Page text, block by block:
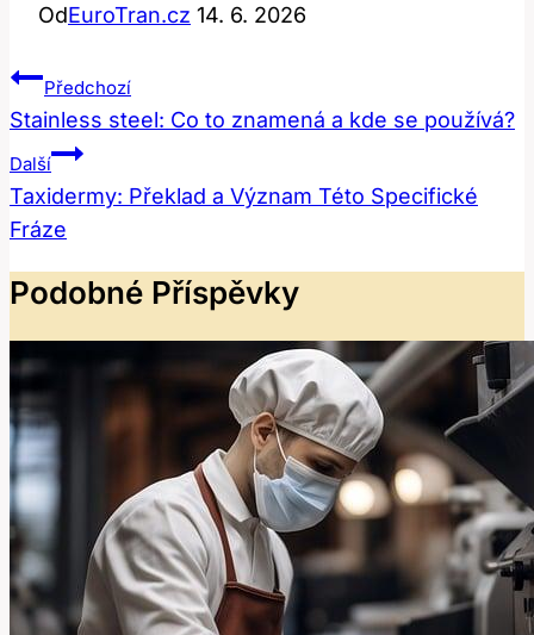
OdEuroTran.cz 14. 6. 2026
Navigace
Pro
Příspěvek
Předchozí
Stainless steel: Co to znamená a kde se používá?
Další
Taxidermy: Překlad a Význam Této Specifické
Fráze
Podobné Příspěvky